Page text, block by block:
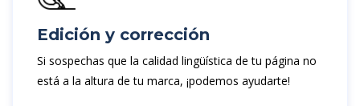
Edición y corrección
Si sospechas que la calidad lingüística de tu página no
está a la altura de tu marca, ¡podemos ayudarte!